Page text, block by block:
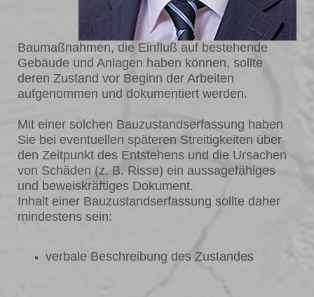
Baumaßnahmen, die Einfluß auf bestehende
Gebäude und Anlagen haben können, sollte
deren Zustand vor Beginn der Arbeiten
aufgenommen und dokumentiert werden.
Mit einer solchen Bauzustandserfassung haben
Sie bei eventuellen späteren Streitigkeiten über
den Zeitpunkt des Entstehens und die Ursachen
von Schäden (z. B. Risse) ein aussagefähiges
und beweiskräftiges Dokument.
Inhalt einer Bauzustandserfassung sollte daher
mindestens sein:
verbale Beschreibung des Zustandes